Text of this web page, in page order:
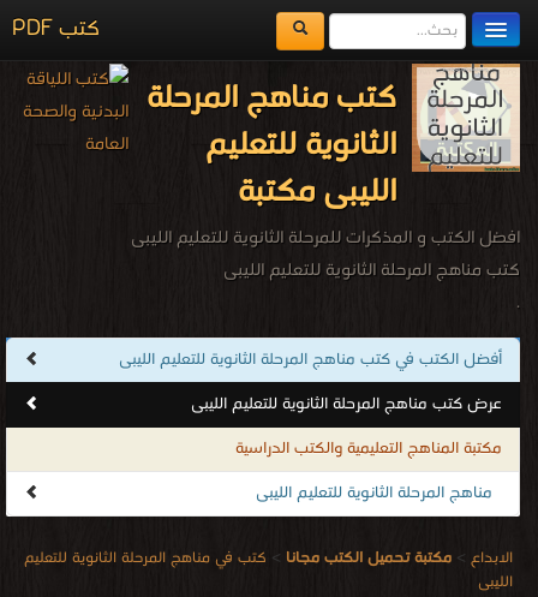
كتب PDF
مكتبة الكتب
المكتبات
يُقرأ حالياً
اضف كتاب
كتب مناهج المرحلة
الثانوية للتعليم
الليبى مكتبة
افضل الكتب و المذكرات للمرحلة الثانوية للتعليم الليبى
كتب مناهج المرحلة الثانوية للتعليم الليبى
.
أفضل الكتب في كتب مناهج المرحلة الثانوية للتعليم الليبى
عرض كتب مناهج المرحلة الثانوية للتعليم الليبى
مكتبة المناهج التعليمية والكتب الدراسية
مناهج المرحلة الثانوية للتعليم الليبى
الابداع > مكتبة تحميل الكتب مجانا > كتب في مناهج المرحلة الثانوية للتعليم
الليبى